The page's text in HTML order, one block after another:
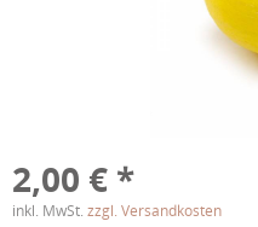
2,00 € *
inkl. MwSt. zzgl. Versandkosten